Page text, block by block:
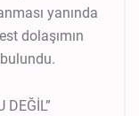
yanında
dolaşımın
DEĞİL”